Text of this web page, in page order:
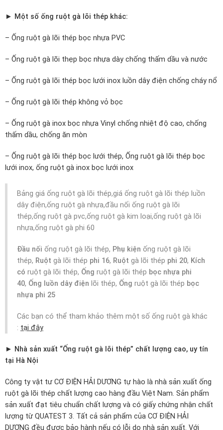
► Một số ống ruột gà lõi thép khác:
– Ống ruột gà lõi thép bọc nhựa PVC
– Ống ruột gà lõi thẹp bọc nhựa dày chống thấm dầu và nước
– Ống ruột gà lõi thép bọc lưới inox luồn dây điện chống cháy nổ
– Ống ruột gà lõi thép không vỏ bọc
– Ống ruột gà inox bọc nhựa Vinyl chống nhiệt độ cao, chống
thấm dầu, chống ăn mòn
– Ống ruột gà lõi thép bọc lưới thép, Ống ruột gà lõi thép bọc
lưới inox, ống ruột gà inox bọc lưới inox
Bảng giá ống ruột gà lõi thép,giá ống ruột gà lõi thép luồn
dây điện,ống ruột gà nhựa,đầu nối ống ruột gà lõi
thép,ống ruột gà pvc,ống ruột gà kim loại,ống ruột gà lõi
nhựa,ống ruột gà phi 60
Đầu nối ống ruột gà lõi thép, Phụ kiện ống ruột gà lõi
thép, Ruột gà lõi thép phi 16, Ruột gà lõi thép phi 20, Kích
có ruột gà lõi thép, Ống ruột gà lõi thép bọc nhựa phi
40, Ống luồn dây điện lõi thép, Ống ruột gà lõi thép bọc
nhựa phi 25
Các bạn có thể tham khảo thêm một số ống ruột gà khác
: tại đây
► Nhà sản xuất “Ống ruột gà lõi thép” chất lượng cao, uy tín
tại Hà Nội
Công ty vật tư CƠ ĐIỆN HẢI DƯƠNG tự hào là nhà sản xuất ống
ruột gà lõi thép chất lượng cao hàng đầu Việt Nam. Sản phẩm
sản xuất đạt tiêu chuẩn chất lượng và có giấy chứng nhận chất
lượng từ QUATEST 3. Tất cả sản phẩm của CƠ ĐIỆN HẢI
DƯƠNG đều được bảo hành nếu có lỗi do nhà sản xuất. Với